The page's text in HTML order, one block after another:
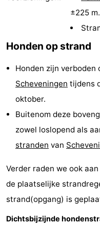
Scheveningen
breakfasts)
Hotels
-
Duinrell
-
Kijkduin
Last
minutes
Strand
Zien
&
doen
Bezienswaardigheden
-
±225 m.
Honden op strand
Honden zijn verboden
Scheveningen tijdens
oktober.
Buitenom deze
zowel loslopend als
stranden van
Verder raden we ook
de plaatselijke
strand(opgang) is
Dichtsbijzijnde